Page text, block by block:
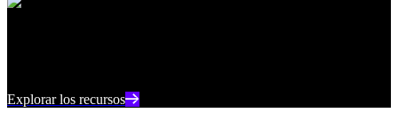
Centro de recursos
Explorar los recursos